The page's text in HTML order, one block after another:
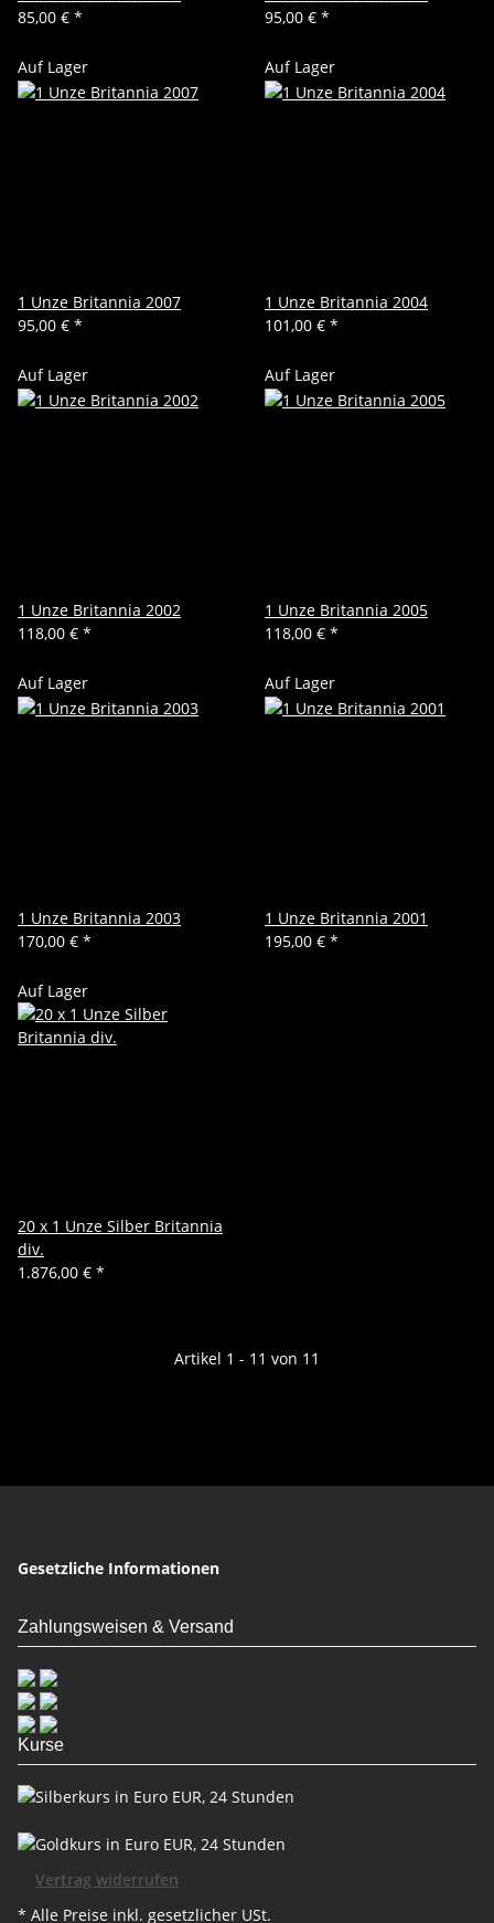
85,00 € *
95,00 € *
Auf Lager
1 Unze Britannia 2007
95,00 € *
Auf Lager
1 Unze Britannia 2004
101,00 € *
Auf Lager
1 Unze Britannia 2002
118,00 € *
Auf Lager
1 Unze Britannia 2005
118,00 € *
Auf Lager
1 Unze Britannia 2003
170,00 € *
Auf Lager
1 Unze Britannia 2001
195,00 € *
Auf Lager
20 x 1 Unze Silber Britannia
div.
1.876,00 € *
Artikel 1 - 11 von 11
Gesetzliche Informationen
Zahlungsweisen & Versand
Kurse
Vertrag widerrufen
* Alle Preise inkl. gesetzlicher USt.